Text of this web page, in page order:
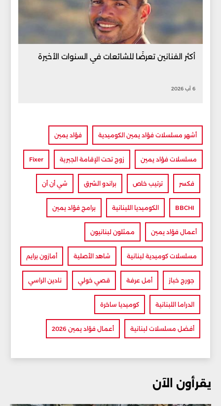
أكثر الفنانين تعرضًا للشائعات في السنوات الأخيرة
6 آب 2026
أشهر مسلسلات فؤاد يمين الكوميدية فؤاد يمين
مسلسلات فؤاد يمين زوج تحت الإقامة الجبرية Fixer
فكسر ترتيب خاص براندو الشرق شي أن أن
BBCHI الكوميديا اللبنانية برامج فؤاد يمين
أعمال فؤاد يمين ممثلون لبنانيون
مسلسلات كوميدية لبنانية شاهد الأصلية أمازون برايم
جورج خباز أمل عرفة قصي خولي نادين الراسي
الدراما اللبنانية كوميديا ساخرة
أفضل مسلسلات لبنانية أعمال فؤاد يمين 2026
يقرأون الآن